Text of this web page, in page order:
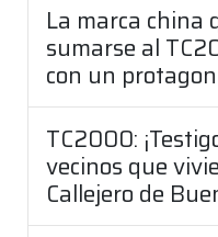
La marca china
sumarse al
con un
TC2000:
vecinos que
Callejero de